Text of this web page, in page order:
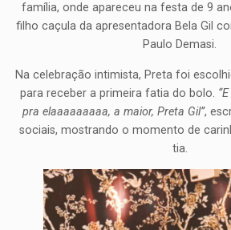
família, onde apareceu na festa de 9
filho caçula da apresentadora Bela Gil
Paulo Demasi.
Na celebração intimista, Preta foi
para receber a primeira fatia do bolo.
pra elaaaaaaaaa, a maior, Preta Gil”,
sociais, mostrando o momento de
tia.